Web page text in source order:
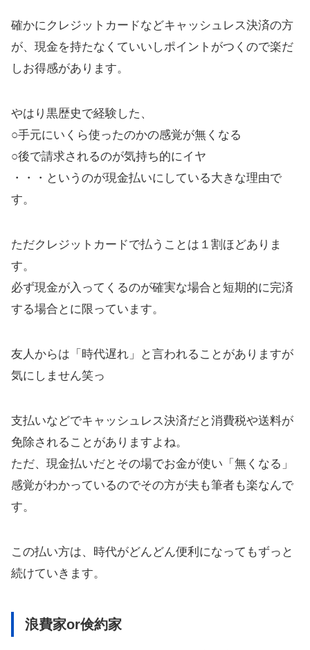
確かにクレジットカードなどキャッシュレス決済の方
が、現金を持たなくていいしポイントがつくので楽だ
しお得感があります。
やはり黒歴史で経験した、
○手元にいくら使ったのかの感覚が無くなる
○後で請求されるのが気持ち的にイヤ
・・・というのが現金払いにしている大きな理由で
す。
ただクレジットカードで払うことは１割ほどありま
す。
必ず現金が入ってくるのが確実な場合と短期的に完済
する場合とに限っています。
友人からは「時代遅れ」と言われることがありますが
気にしません笑っ
支払いなどでキャッシュレス決済だと消費税や送料が
免除されることがありますよね。
ただ、現金払いだとその場でお金が使い「無くなる」
感覚がわかっているのでその方が夫も筆者も楽なんで
す。
この払い方は、時代がどんどん便利になってもずっと
続けていきます。
浪費家or倹約家